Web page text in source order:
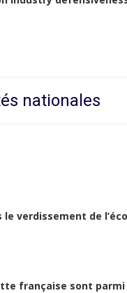
nationales
verdissement de
française sont